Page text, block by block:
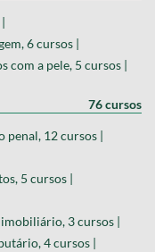
6 cursos |
com a pele, 5 cursos |
76 cursos
penal, 12 cursos |
5 cursos |
3 cursos |
4 cursos |